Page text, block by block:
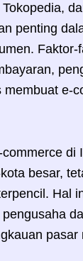
penting
Faktor-
membuat e-
di
besar,
Hal
pasar